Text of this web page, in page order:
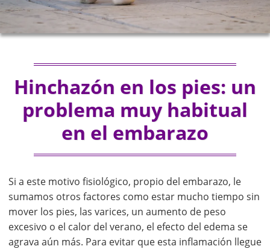
Hinchazón en los pies: un
problema muy habitual
en el embarazo
Si a este motivo fisiológico, propio del embarazo, le
sumamos otros factores como estar mucho tiempo sin
mover los pies, las varices, un aumento de peso
excesivo o el calor del verano, el efecto del edema se
agrava aún más. Para evitar que esta inflamación llegue